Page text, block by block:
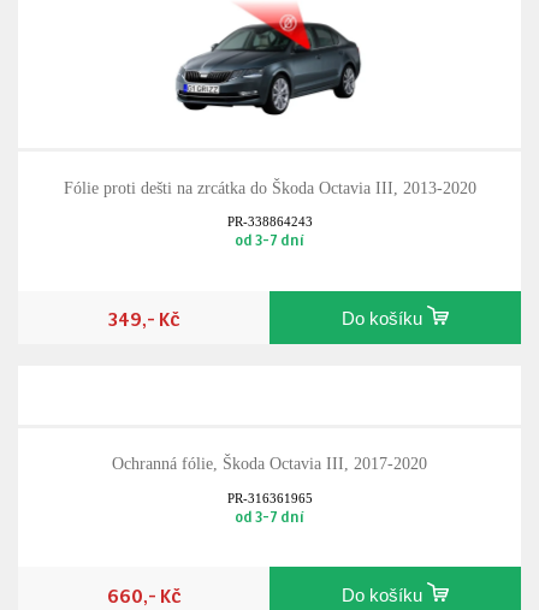
Fólie proti dešti na zrcátka do Škoda Octavia III, 2013-2020
PR-338864243
od 3-7 dní
349,- Kč Do košíku
Ochranná fólie, Škoda Octavia III, 2017-2020
PR-316361965
od 3-7 dní
660,- Kč Do košíku